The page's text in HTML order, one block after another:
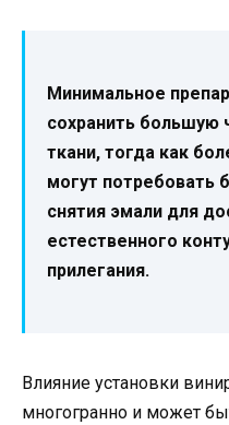
Минимальное
сохранить большую
ткани, тогда как
могут потребовать
снятия эмали для
естественного
прилегания.
Влияние установки
многогранно и может